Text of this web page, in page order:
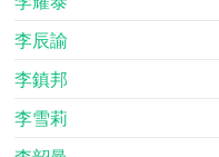
李辰諭
李鎮邦
李雪莉